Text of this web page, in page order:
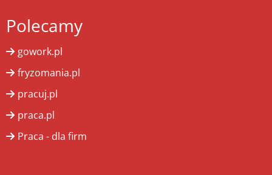
Polecamy
gowork.pl
fryzomania.pl
pracuj.pl
praca.pl
Praca - dla firm